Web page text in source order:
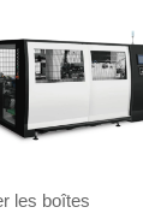
les boîtes